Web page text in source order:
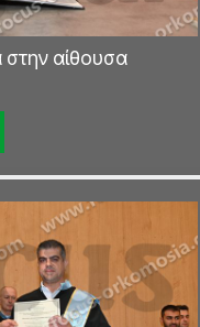
στην αίθουσα